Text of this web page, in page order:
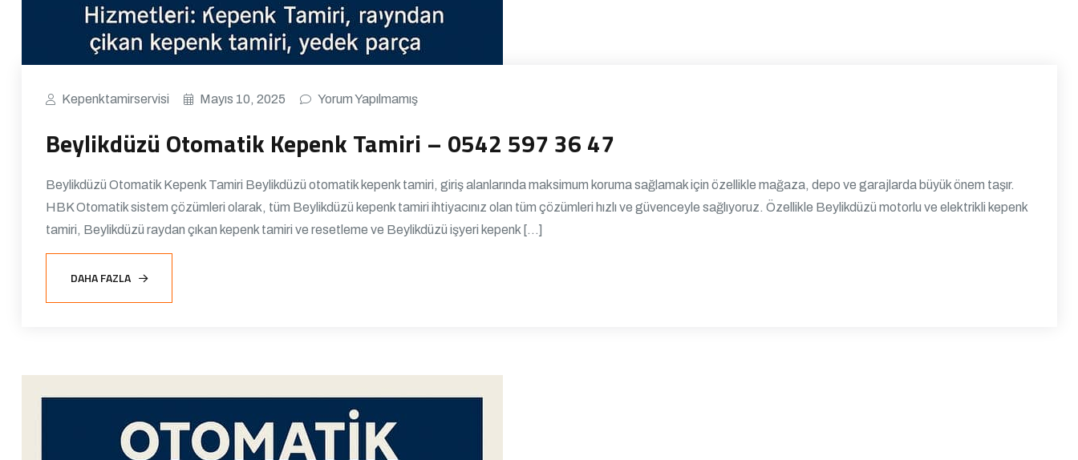
Kepenktamirservisi Mayıs 10, 2025 Yorum Yapılmamış
Beylikdüzü Otomatik Kepenk Tamiri – 0542 597 36 47
Beylikdüzü Otomatik Kepenk Tamiri Beylikdüzü otomatik kepenk tamiri, giriş alanlarında maksimum koruma sağlamak için özellikle mağaza, depo ve garajlarda büyük önem taşır.
HBK Otomatik sistem çözümleri olarak, tüm Beylikdüzü kepenk tamiri ihtiyacınız olan tüm çözümleri hızlı ve güvenceyle sağlıyoruz. Özellikle Beylikdüzü motorlu ve elektrikli kepenk
tamiri, Beylikdüzü raydan çıkan kepenk tamiri ve resetleme ve Beylikdüzü işyeri kepenk […]
DAHA FAZLA